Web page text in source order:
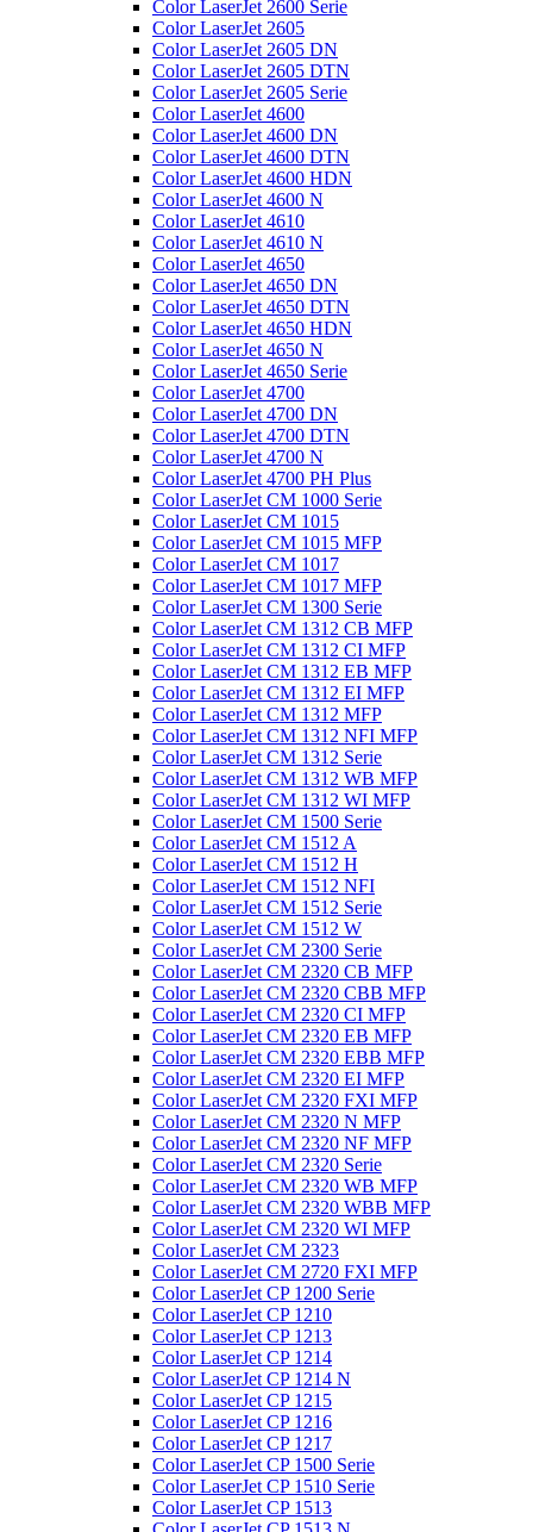
Color LaserJet 2600 Serie
Color LaserJet 2605
Color LaserJet 2605 DN
Color LaserJet 2605 DTN
Color LaserJet 2605 Serie
Color LaserJet 4600
Color LaserJet 4600 DN
Color LaserJet 4600 DTN
Color LaserJet 4600 HDN
Color LaserJet 4600 N
Color LaserJet 4610
Color LaserJet 4610 N
Color LaserJet 4650
Color LaserJet 4650 DN
Color LaserJet 4650 DTN
Color LaserJet 4650 HDN
Color LaserJet 4650 N
Color LaserJet 4650 Serie
Color LaserJet 4700
Color LaserJet 4700 DN
Color LaserJet 4700 DTN
Color LaserJet 4700 N
Color LaserJet 4700 PH Plus
Color LaserJet CM 1000 Serie
Color LaserJet CM 1015
Color LaserJet CM 1015 MFP
Color LaserJet CM 1017
Color LaserJet CM 1017 MFP
Color LaserJet CM 1300 Serie
Color LaserJet CM 1312 CB MFP
Color LaserJet CM 1312 CI MFP
Color LaserJet CM 1312 EB MFP
Color LaserJet CM 1312 EI MFP
Color LaserJet CM 1312 MFP
Color LaserJet CM 1312 NFI MFP
Color LaserJet CM 1312 Serie
Color LaserJet CM 1312 WB MFP
Color LaserJet CM 1312 WI MFP
Color LaserJet CM 1500 Serie
Color LaserJet CM 1512 A
Color LaserJet CM 1512 H
Color LaserJet CM 1512 NFI
Color LaserJet CM 1512 Serie
Color LaserJet CM 1512 W
Color LaserJet CM 2300 Serie
Color LaserJet CM 2320 CB MFP
Color LaserJet CM 2320 CBB MFP
Color LaserJet CM 2320 CI MFP
Color LaserJet CM 2320 EB MFP
Color LaserJet CM 2320 EBB MFP
Color LaserJet CM 2320 EI MFP
Color LaserJet CM 2320 FXI MFP
Color LaserJet CM 2320 N MFP
Color LaserJet CM 2320 NF MFP
Color LaserJet CM 2320 Serie
Color LaserJet CM 2320 WB MFP
Color LaserJet CM 2320 WBB MFP
Color LaserJet CM 2320 WI MFP
Color LaserJet CM 2323
Color LaserJet CM 2720 FXI MFP
Color LaserJet CP 1200 Serie
Color LaserJet CP 1210
Color LaserJet CP 1213
Color LaserJet CP 1214
Color LaserJet CP 1214 N
Color LaserJet CP 1215
Color LaserJet CP 1216
Color LaserJet CP 1217
Color LaserJet CP 1500 Serie
Color LaserJet CP 1510 Serie
Color LaserJet CP 1513